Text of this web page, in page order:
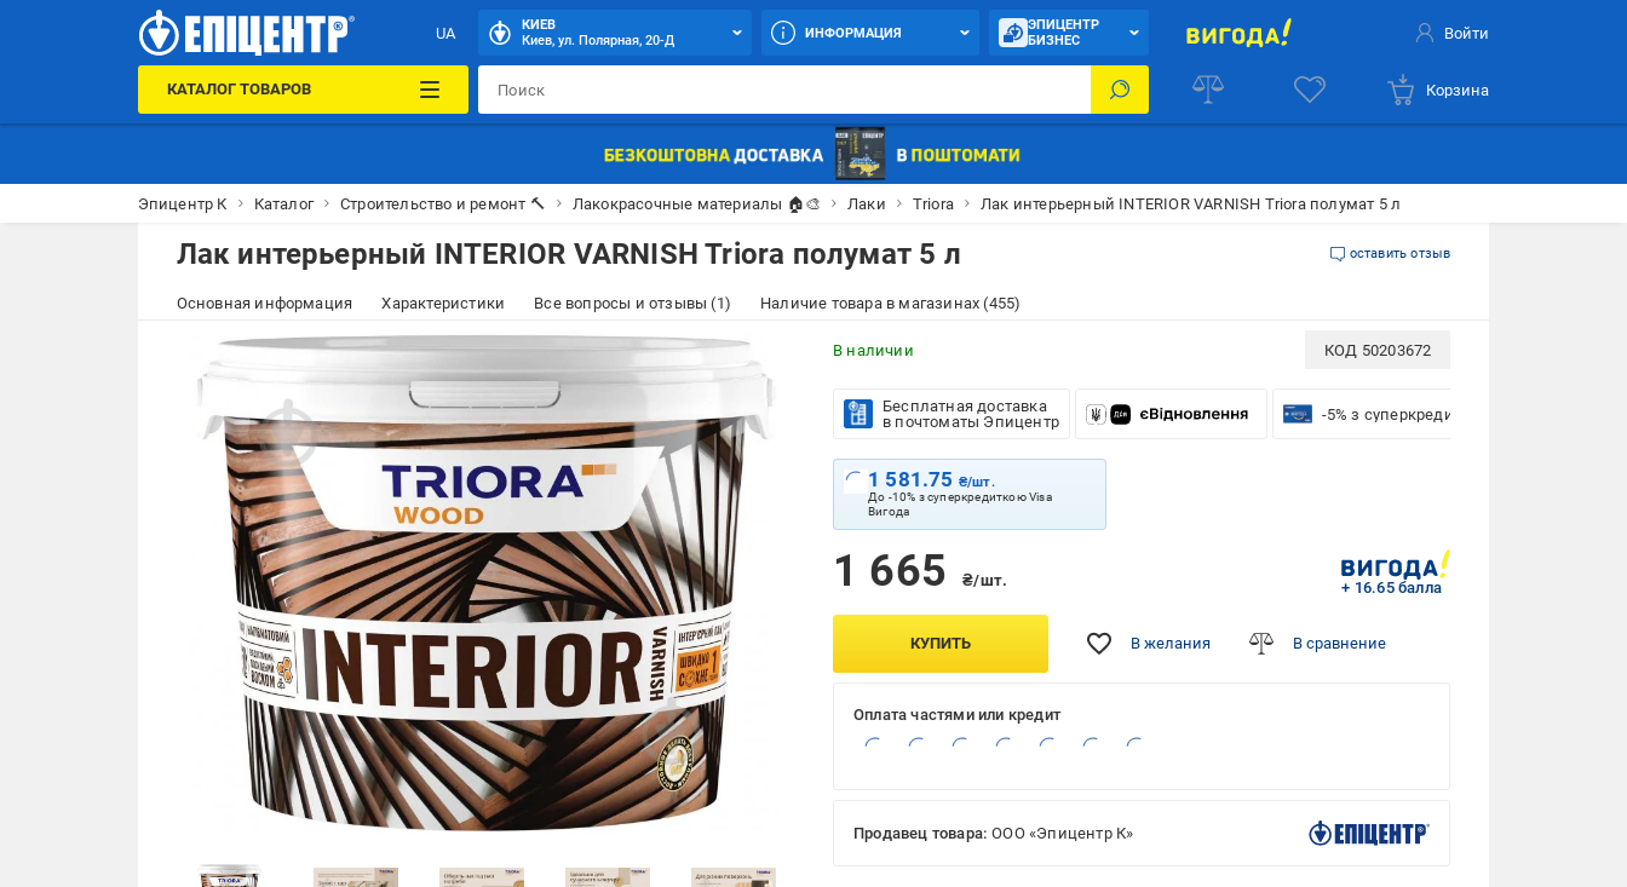
UA
КИЕВ
Киев, ул. Полярная, 20-Д
ИНФОРМАЦИЯ
ЭПИЦЕНТР
БИЗНЕС
Войти
КАТАЛОГ ТОВАРОВ Корзина
Эпицентр К Каталог Строительство и ремонт 🔨 Лакокрасочные материалы 🏠🎨 Лаки Triora Лак интерьерный INTERIOR VARNISH Triora полумат 5 л
Лак интерьерный INTERIOR VARNISH Triora полумат 5 л оставить отзыв
Основная информация Характеристики Все вопросы и отзывы (1) Наличие товара в магазинах (455)
В наличии КОД 50203672
Бесплатная доставка
в почтоматы Эпицентр
-5% з суперкредиткою VISA Вигода
1 581.75 ₴/шт.
До -10% з суперкредиткою Visa
Вигода
1 665 ₴/шт. + 16.65 балла
КУПИТЬ В желания В сравнение
Оплата частями или кредит
Продавец товара: ООО «Эпицентр К»